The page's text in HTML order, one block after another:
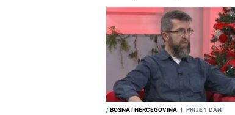
/BOSNA I HERCEGOVINA I PRIJE 1 DAN